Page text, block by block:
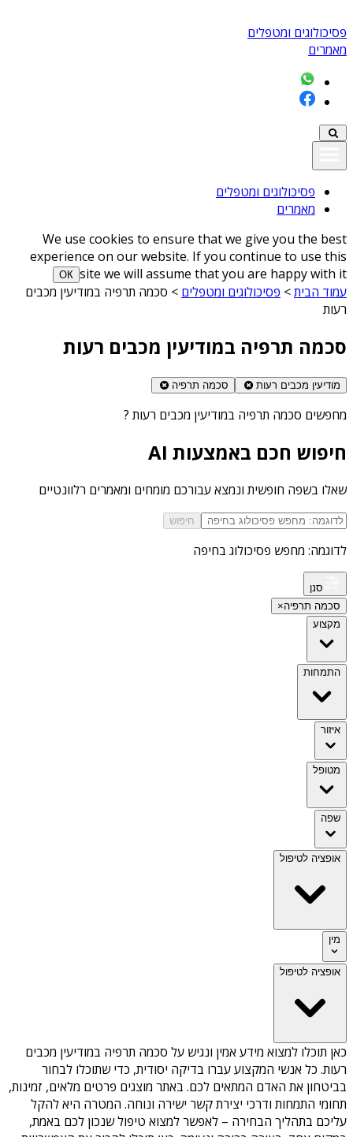
פסיכולוגים ומטפלים
מאמרים
פסיכולוגים ומטפלים
מאמרים
We use cookies to ensure that we give you the best
experience on our website. If you continue to use this
site we will assume that you are happy with it
ОК
עמוד הבית> פסיכולוגים ומטפלים > סכמה תרפיה במודיעין מכבים
רעות
סכמה תרפיה במודיעין מכבים רעות
מודיעין מכבים רעות סכמה תרפיה
מחפשים סכמה תרפיה במודיעין מכבים רעות ?
חיפוש חכם באמצעות AI
שאלו בשפה חופשית ונמצא עבורכם מומחים ומאמרים רלוונטיים
חיפוש
לדוגמה: מחפש פסיכולוג בחיפה
סנן
סכמה תרפיה×
מקצוע
התמחות
איזור
מטופל
שפה
אופציה לטיפול
מין
אופציה לטיפול
כאן תוכלו למצוא מידע אמין ונגיש על סכמה תרפיה במודיעין מכבים
רעות. כל אנשי המקצוע עברו בדיקה יסודית, כדי שתוכלו לבחור
בביטחון את האדם המתאים לכם. באתר מוצגים פרטים מלאים, זמינות,
תחומי התמחות ודרכי יצירת קשר ישירה ונוחה. המטרה היא להקל
עליכם בתהליך הבחירה – לאפשר למצוא טיפול שנכון לכם באמת,